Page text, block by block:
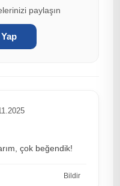
paylaşın
çok beğendik!
Bildir